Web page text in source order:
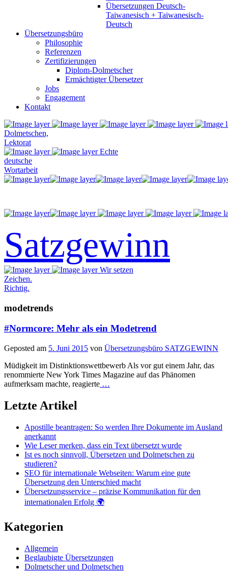
Übersetzungen Deutsch-
Taiwanesisch + Taiwanesisch-
Deutsch
Übersetzungsbüro
Philosophie
Referenzen
Zertifizierungen
Diplom-Dolmetscher
Ermächtigter Übersetzer
Jobs
Engagement
Kontakt
Dolmetschen,
Lektorat
Echte
deutsche
Wortarbeit
Satzgewinn
Wir setzen
Zeichen.
Richtig.
modetrends
#Normcore: Mehr als ein Modetrend
Geposted am 5. Juni 2015 von Übersetzungsbüro SATZGEWINN
Müdigkeit im Distinktionswettbewerb Als vor gut einem Jahr, das
renommierte New York Times Magazine auf das Phänomen
aufmerksam machte, reagierte …
Letzte Artikel
Apostille beantragen: So werden Ihre Dokumente im Ausland
anerkannt
Wie Leser merken, dass ein Text übersetzt wurde
Ist es noch sinnvoll, Übersetzen und Dolmetschen zu
studieren?
SEO für internationale Webseiten: Warum eine gute
Übersetzung den Unterschied macht
Übersetzungsservice – präzise Kommunikation für den
internationalen Erfolg 🌍
Kategorien
Allgemein
Beglaubigte Übersetzungen
Dolmetscher und Dolmetschen